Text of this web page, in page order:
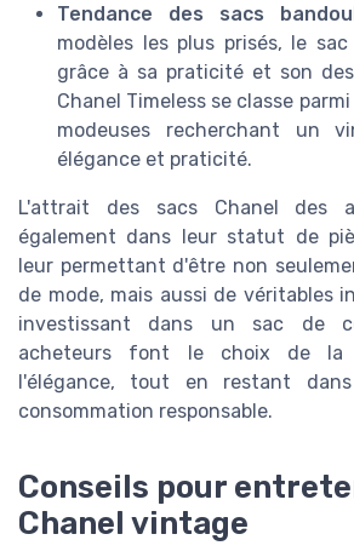
Tendance des sacs
modèles les plus prisés, le
grâce à sa praticité et son
Chanel Timeless se classe
modeuses recherchant un
élégance et praticité.
L'attrait des sacs Chanel des
également dans leur statut de
leur permettant d'être non
de mode, mais aussi de véritables
investissant dans un sac de
acheteurs font le choix de la
l'élégance, tout en restant
consommation responsable.
Conseils pour
Chanel vintage